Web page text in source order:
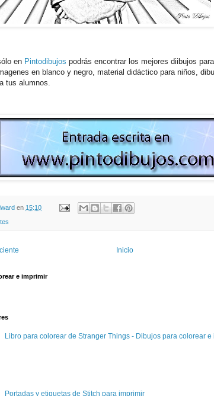
en Pintodibujos podrás encontrar los mejores diibujos
en blanco y negro, material didáctico para niños,
tus alumnos.
en 15:10
Inicio
e imprimir
Libro para colorear de Stranger Things - Dibujos para colorear e
Portadas y etiquetas de Stitch para imprimir